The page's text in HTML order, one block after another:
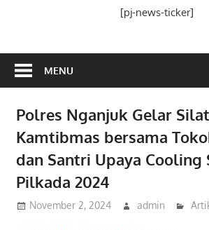
[pj-news-ticker]
MENU
Polres Nganjuk Gelar
Kamtibmas bersama
dan Santri Upaya Cooling
Pilkada 2024
November 2, 2024 admin